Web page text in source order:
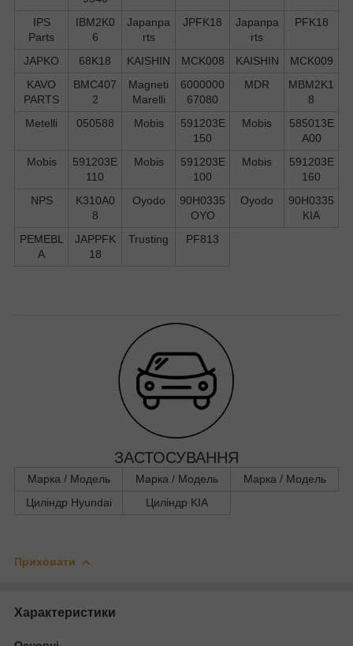
IPS
Parts
IBM2K0
6
Japanpa
rts
JPFK18
Japanpa
rts
PFK18
JAPKO 68K18 KAISHIN MCK008 KAISHIN
MCK009
KAVO
PARTS
BMC407
2
Magneti
Marelli
6000000
67080
MDR
MBM2K1
8
Metelli
050588 Mobis
591203E
150
Mobis
585013E
A00
Mobis
591203E
110
Mobis
591203E
100
Mobis
591203E
160
NPS
K310A0
8
Oyodo
90H0335
OYO
Oyodo
90H0335
KIA
PEMEBL
A
JAPPFK
18
Trusting PF813
ЗАСТОСУВАННЯ
Марка / Модель Марка / Модель
Марка / Модель
Циліндр Hyundai
Циліндр KIA
Приховати
Характеристики